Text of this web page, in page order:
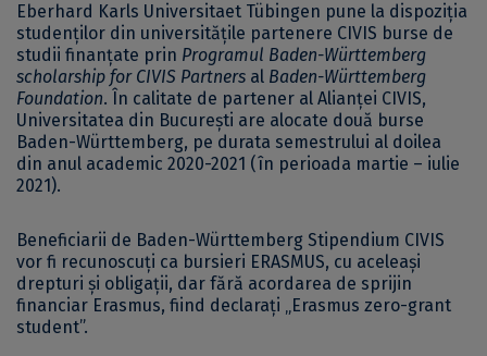
Eberhard Karls Universitaet Tübingen pune la dispoziția
studenților din universitățile partenere CIVIS burse de
studii finanțate prin Programul Baden-Württemberg
scholarship for CIVIS Partners al Baden-Württemberg
Foundation. În calitate de partener al Alianței CIVIS,
Universitatea din București are alocate două burse
Baden-Württemberg, pe durata semestrului al doilea
din anul academic 2020-2021 (în perioada martie – iulie
2021).
Beneficiarii de Baden-Württemberg Stipendium CIVIS
vor fi recunoscuți ca bursieri ERASMUS, cu aceleași
drepturi și obligații, dar fără acordarea de sprijin
financiar Erasmus, fiind declarați „Erasmus zero-grant
student”.